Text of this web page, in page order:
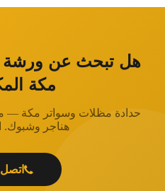
هل تبحث عن ورشة
مكة
حدادة مظلات وسواتر مكة —
هناجر وشبوك.
اتصل